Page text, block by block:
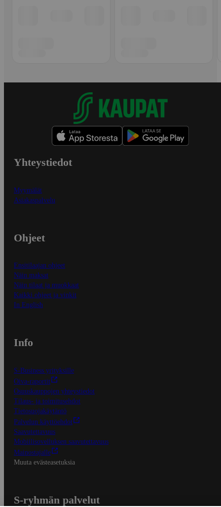
Yhteystiedot
Myymälät
Asiakaspalvelu
Ohjeet
Ensitilaajan ohjeet
Näin maksat
Näin tilaat ja muokkaat
Kaikki ohjeet ja vinkit
In English
Info
S-Business yrityksille
Oiva-raportit
Osuuskauppojen yhteystiedot
Tilaus- ja toimitusehdot
Tietosuojakäytäntö
Palvelun käyttöehdot
Saavutettavuus
Mobiilisovelluksen saavutettavuus
Mainostajalle
Muuta evästeasetuksia
S-ryhmän palvelut